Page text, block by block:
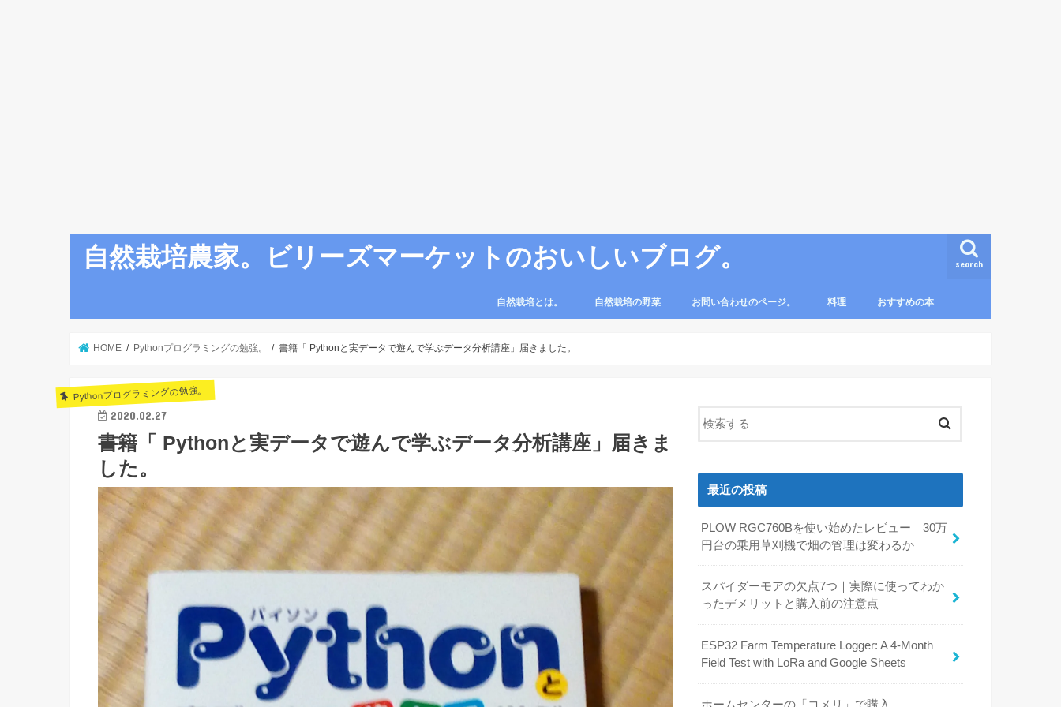
自然栽培農家。ビリーズマーケットのおいしいブログ。 search
自然栽培とは。 自然栽培の野菜 お問い合わせのページ。 料理 おすすめの本
HOME Pythonプログラミングの勉強。 書籍「 Pythonと実データで遊んで学ぶデータ分析講座」届きました。
Pythonプログラミングの勉強。
2020.02.27
書籍「 Pythonと実データで遊んで学ぶデータ分析講座」届きま
した。
最近の投稿
PLOW RGC760Bを使い始めたレビュー｜30万
円台の乗用草刈機で畑の管理は変わるか
スパイダーモアの欠点7つ｜実際に使ってわか
ったデメリットと購入前の注意点
ESP32 Farm Temperature Logger: A 4-Month
Field Test with LoRa and Google Sheets
ホームセンターの「コメリ」で購入。